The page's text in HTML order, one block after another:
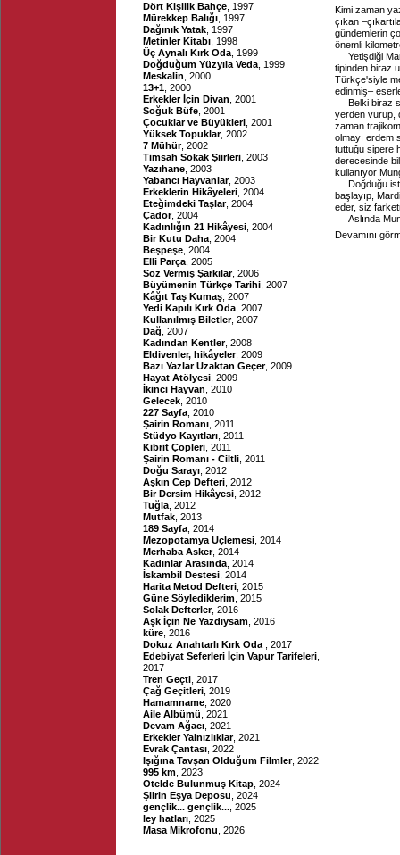
Dört Kişilik Bahçe , 1997
Mürekkep Balığı , 1997
Dağınık Yatak , 1997
Metinler Kitabı , 1998
Üç Aynalı Kırk Oda , 1999
Doğduğum Yüzyıla Veda , 1999
Meskalin , 2000
13+1 , 2000
Erkekler İçin Divan , 2001
Soğuk Büfe , 2001
Çocuklar ve Büyükleri , 2001
Yüksek Topuklar, 2002
7 Mühür, 2002
Timsah Sokak Şiirleri , 2003
Yazıhane , 2003
Yabancı Hayvanlar, 2003
Erkeklerin Hikâyeleri , 2004
Eteğimdeki Taşlar, 2004
Çador, 2004
Kadınlığın 21 Hikâyesi , 2004
Bir Kutu Daha , 2004
Beşpeşe , 2004
Elli Parça , 2005
Söz Vermiş Şarkılar, 2006
Büyümenin Türkçe Tarihi , 2007
Kâğıt Taş Kumaş , 2007
Yedi Kapılı Kırk Oda , 2007
Kullanılmış Biletler, 2007
Dağ , 2007
Kadından Kentler, 2008
Eldivenler, hikâyeler, 2009
Bazı Yazlar Uzaktan Geçer, 2009
Hayat Atölyesi , 2009
İkinci Hayvan , 2010
Gelecek , 2010
227 Sayfa , 2010
Şairin Romanı , 2011
Stüdyo Kayıtları , 2011
Kibrit Çöpleri , 2011
Şairin Romanı - Ciltli , 2011
Doğu Sarayı , 2012
Aşkın Cep Defteri , 2012
Bir Dersim Hikâyesi , 2012
Tuğla , 2012
Mutfak , 2013
189 Sayfa , 2014
Mezopotamya Üçlemesi , 2014
Merhaba Asker, 2014
Kadınlar Arasında , 2014
İskambil Destesi , 2014
Harita Metod Defteri , 2015
Güne Söylediklerim , 2015
Solak Defterler, 2016
Aşk İçin Ne Yazdıysam , 2016
küre , 2016
Dokuz Anahtarlı Kırk Oda
, 2017
Edebiyat Seferleri İçin Vapur Tarifeleri
2017
Tren Geçti , 2017
Çağ Geçitleri , 2019
Hamamname , 2020
Aile Albümü , 2021
Devam Ağacı , 2021
Erkekler Yalnızlıklar, 2021
Evrak Çantası , 2022
Işığına Tavşan Olduğum Filmler, 2022
995 km , 2023
Otelde Bulunmuş Kitap , 2024
Şiirin Eşya Deposu , 2024
gençlik... gençlik... , 2025
ley hatları , 2025
Masa Mikrofonu , 2026
Kimi zaman
çıkan
gündemlerin
önemli
Yetişdiği
tipinden biraz
Türkçe'siyle
edinmiş–
Belki biraz
yerden vurup,
zaman
olmayı erdem
tuttuğu sipere
derecesinde
kullanıyor
Doğduğu
başlayıp,
eder, siz
Aslında
Devamını